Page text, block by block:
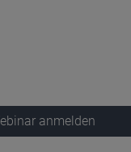
anmelden